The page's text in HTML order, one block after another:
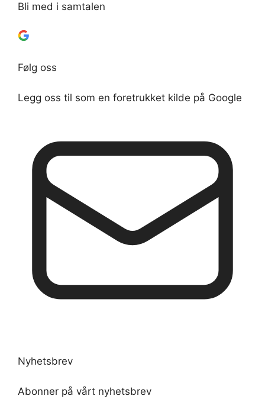
Bli med i samtalen
Følg oss
Legg oss til som en foretrukket kilde på Google
Nyhetsbrev
Abonner på vårt nyhetsbrev